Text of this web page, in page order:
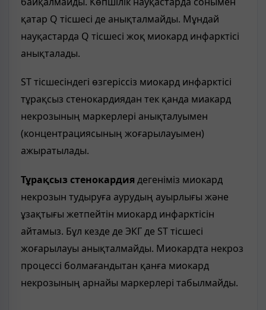
қатар Q тісшесі де анықталмайды. Мұндай
науқастарда Q тісшесі жоқ миокард инфарктісі
анықталады.
ST тісшесіндегі өзгеріссіз миокард инфарктісі
тұрақсыз стенокардиядан тек қанда миакард
некрозының маркерлері анықталуымен
(концентрациясының жоғарылауымен)
ажыратылады.
Тұрақсыз стенокардия дегеніміз миокард
некрозын тудыруға аурудың ауырлығы және
ұзақтығы жетпейтін миокард инфарктісін
айтамыз. Бұл кезде де ЭКГ де ST тісшесі
жоғарылауы анықталмайды. Миокардта некроз
процессі болмағандытан қанға миокард
некрозының арнайы маркерлері табылмайды.